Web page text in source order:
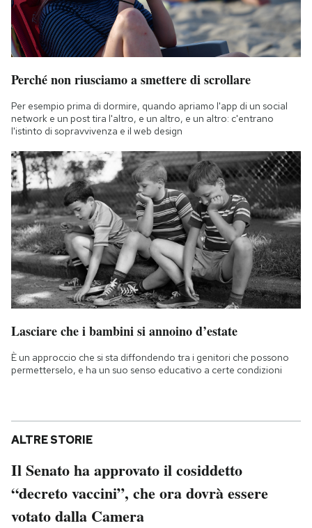
Perché non riusciamo a smettere di scrollare
Per esempio prima di dormire, quando apriamo l'app di un social
network e un post tira l'altro, e un altro, e un altro: c'entrano
l'istinto di sopravvivenza e il web design
Lasciare che i bambini si annoino d’estate
È un approccio che si sta diffondendo tra i genitori che possono
permetterselo, e ha un suo senso educativo a certe condizioni
ALTRE STORIE
Il Senato ha approvato il cosiddetto
“decreto vaccini”, che ora dovrà essere
votato dalla Camera